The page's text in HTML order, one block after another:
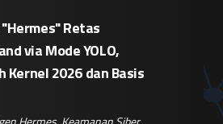
Metro Jaya Netralisir
Hoaks di TikTok
Reputasi Merek